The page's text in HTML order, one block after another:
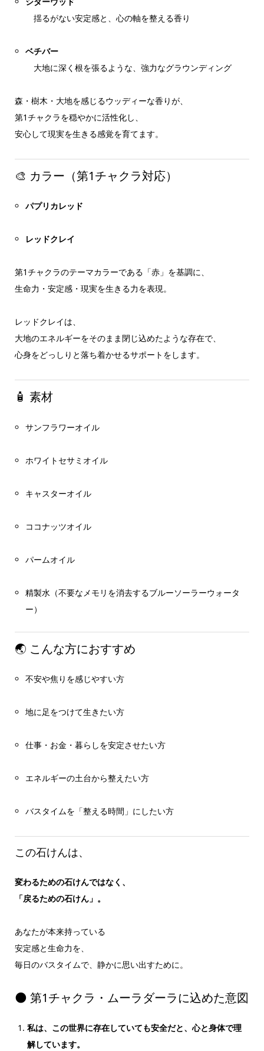
揺るがない安定感と、心の軸を整える香り
ベチバー
大地に深く根を張るような、強力なグラウンディング
森・樹木・大地を感じるウッディーな香りが、
第1チャクラを穏やかに活性化し、
安心して現実を生きる感覚を育てます。
🎨 カラー（第1チャクラ対応）
パプリカレッド
レッドクレイ
第1チャクラのテーマカラーである「赤」を基調に、
生命力・安定感・現実を生きる力を表現。
レッドクレイは、
大地のエネルギーをそのまま閉じ込めたような存在で、
心身をどっしりと落ち着かせるサポートをします。
🧴 素材
サンフラワーオイル
ホワイトセサミオイル
キャスターオイル
ココナッツオイル
パームオイル
精製水（不要なメモリを消去するブルーソーラーウォータ
ー）
🌏 こんな方におすすめ
不安や焦りを感じやすい方
地に足をつけて生きたい方
仕事・お金・暮らしを安定させたい方
エネルギーの土台から整えたい方
バスタイムを「整える時間」にしたい方
この石けんは、
変わるための石けんではなく、
「戻るための石けん」。
あなたが本来持っている
安定感と生命力を、
毎日のバスタイムで、静かに思い出すために。
🌑 第1チャクラ・ムーラダーラに込めた意図
私は、この世界に存在していても安全だと、心と身体で理
解しています。